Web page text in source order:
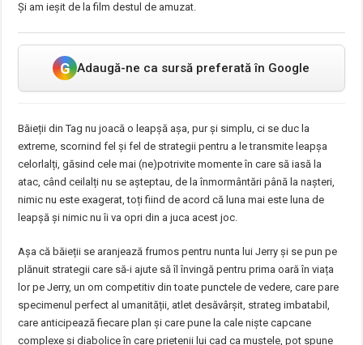
Și am ieșit de la film destul de amuzat.
G Adaugă-ne ca sursă preferată în Google
Băieții din Tag nu joacă o leapșă așa, pur și simplu, ci se duc la
extreme, scornind fel și fel de strategii pentru a le transmite leapșa
celorlalți, găsind cele mai (ne)potrivite momente în care să iasă la
atac, când ceilalți nu se așteptau, de la înmormântări până la nașteri,
nimic nu este exagerat, toți fiind de acord că luna mai este luna de
leapșă și nimic nu îi va opri din a juca acest joc.
Așa că băieții se aranjează frumos pentru nunta lui Jerry și se pun pe
plănuit strategii care să-i ajute să îl învingă pentru prima oară în viața
lor pe Jerry, un om competitiv din toate punctele de vedere, care pare
specimenul perfect al umanității, atlet desăvârșit, strateg imbatabil,
care anticipează fiecare plan și care pune la cale niște capcane
complexe și diabolice în care prietenii lui cad ca muștele, pot spune